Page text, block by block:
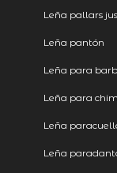
Leña pallars
Leña pantón
Leña para
Leña para
Leña
Leña